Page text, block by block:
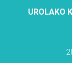
UROLAKO